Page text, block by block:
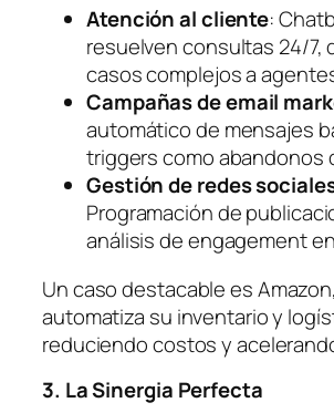
Atención al cliente:
resuelven consultas 24/7,
casos complejos a
Campañas de email
automático de mensajes
triggers como abandonos
Gestión de redes
Programación de
análisis de engagement
Un caso destacable es
automatiza su inventario y
reduciendo costos y
3. La Sinergia Perfecta